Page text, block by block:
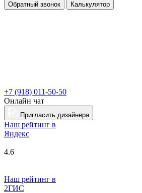
Обратный звонок Калькулятор
+7 (918) 011-50-50
Онлайн чат
Пригласить дизайнера
Наш рейтинг в
Яндекс
4.6
Наш рейтинг в
2ГИС